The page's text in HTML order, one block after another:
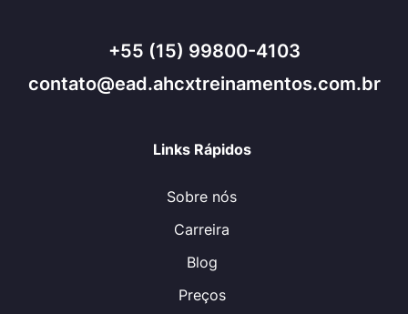
+55 (15) 99800-4103
contato@ead.ahcxtreinamentos.com.br
Links Rápidos
Sobre nós
Carreira
Blog
Preços